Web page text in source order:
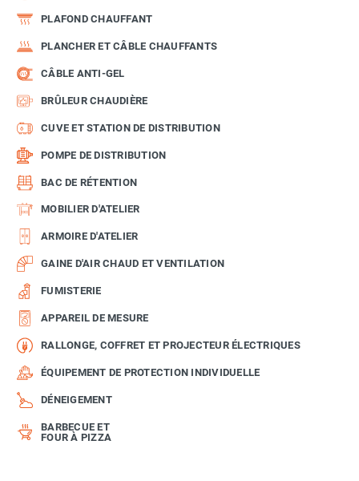
PLAFOND CHAUFFANT
PLANCHER ET CÂBLE CHAUFFANTS
CÂBLE ANTI-GEL
BRÛLEUR CHAUDIÈRE
CUVE ET STATION DE DISTRIBUTION
POMPE DE DISTRIBUTION
BAC DE RÉTENTION
MOBILIER D'ATELIER
ARMOIRE D'ATELIER
GAINE D'AIR CHAUD ET VENTILATION
FUMISTERIE
APPAREIL DE MESURE
RALLONGE, COFFRET ET PROJECTEUR ÉLECTRIQUES
ÉQUIPEMENT DE PROTECTION INDIVIDUELLE
DÉNEIGEMENT
BARBECUE ET
FOUR À PIZZA